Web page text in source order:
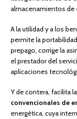
almacenamientos de
A la utilidad y a los
permite la
prepago, corrige la
el prestador del
aplicaciones
Y de contera, facilita
convencionales de
energética, cuya